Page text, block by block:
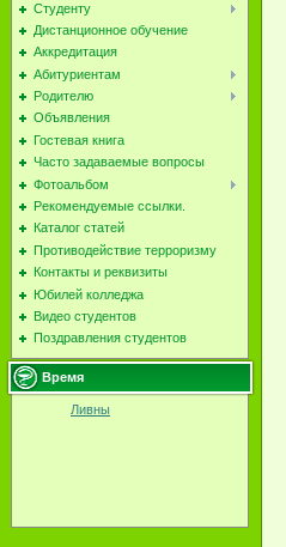
Студенту
Дистанционное обучение
Аккредитация
Абитуриентам
Родителю
Объявления
Гостевая книга
Часто задаваемые вопросы
Фотоальбом
Рекомендуемые ссылки.
Каталог статей
Противодействие терроризму
Контакты и реквизиты
Юбилей колледжа
Видео студентов
Поздравления студентов
Время
Ливны